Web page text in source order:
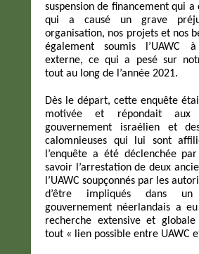
suspension de financement qui
qui a causé un grave
organisation, nos projets et nos
également soumis l’UAWC
externe, ce qui a pesé sur
tout au long de l’année 2021.
Dès le départ, cette enquête
motivée et répondait aux
gouvernement israélien et
calomnieuses qui lui sont
l’enquête a été déclenchée
savoir l’arrestation de deux
l’UAWC soupçonnés par les
d’être impliqués dans
gouvernement néerlandais a
recherche extensive et
tout « lien possible entre UAWC